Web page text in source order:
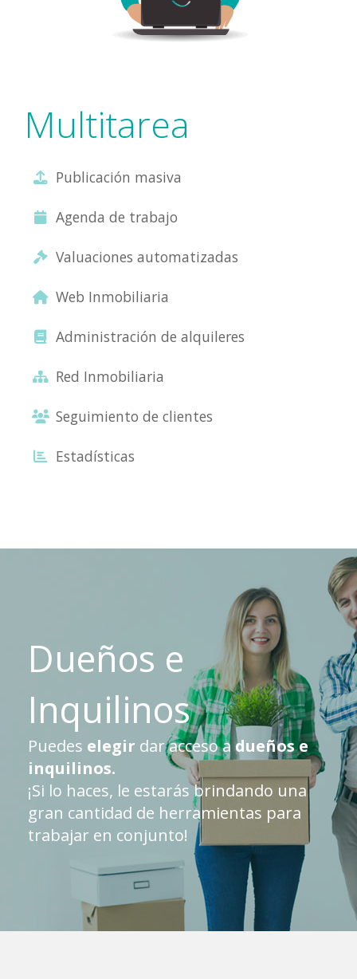
Multitarea
Publicación masiva
Agenda de trabajo
Valuaciones automatizadas
Web Inmobiliaria
Administración de alquileres
Red Inmobiliaria
Seguimiento de clientes
Estadísticas
Dueños e
Inquilinos
Puedes elegir dar acceso a dueños e
inquilinos.
¡Si lo haces, le estarás brindando una
gran cantidad de herramientas para
trabajar en conjunto!